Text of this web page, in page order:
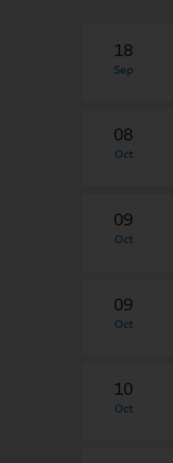
18
Sep
08
Oct
09
Oct
09
Oct
10
Oct